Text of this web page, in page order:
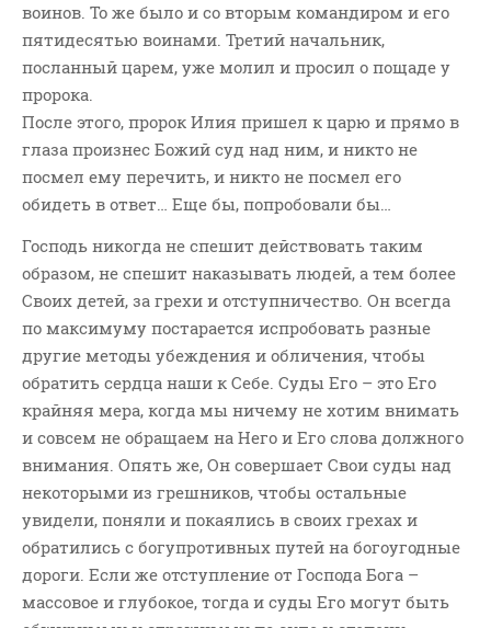
воинов. То же было и со вторым командиром и его
пятидесятью воинами. Третий начальник,
посланный царем, уже молил и просил о пощаде у
пророка.
После этого, пророк Илия пришел к царю и прямо в
глаза произнес Божий суд над ним, и никто не
посмел ему перечить, и никто не посмел его
обидеть в ответ… Еще бы, попробовали бы…
Господь никогда не спешит действовать таким
образом, не спешит наказывать людей, а тем более
Своих детей, за грехи и отступничество. Он всегда
по максимуму постарается испробовать разные
другие методы убеждения и обличения, чтобы
обратить сердца наши к Себе. Суды Его – это Его
крайняя мера, когда мы ничему не хотим внимать
и совсем не обращаем на Него и Его слова должного
внимания. Опять же, Он совершает Свои суды над
некоторыми из грешников, чтобы остальные
увидели, поняли и покаялись в своих грехах и
обратились с богупротивных путей на богоугодные
дороги. Если же отступление от Господа Бога –
массовое и глубокое, тогда и суды Его могут быть